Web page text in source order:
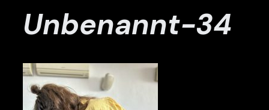
Unbenannt-34